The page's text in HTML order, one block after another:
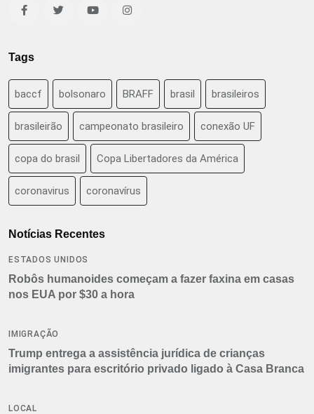
Tags
baccf bolsonaro BRAFF brasil brasileiros
brasileirão campeonato brasileiro conexão UF
copa do brasil Copa Libertadores da América
coronavirus coronavírus
Notícias Recentes
ESTADOS UNIDOS
Robôs humanoides começam a fazer faxina em casas
nos EUA por $30 a hora
IMIGRAÇÃO
Trump entrega a assistência jurídica de crianças
imigrantes para escritório privado ligado à Casa Branca
LOCAL